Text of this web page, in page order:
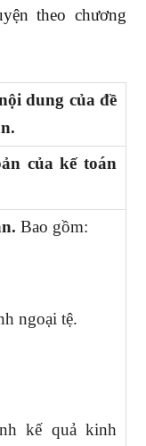
theo chương
dung của đề
của kế toán
Bao gồm:
ngoại tệ.
kế quả kinh